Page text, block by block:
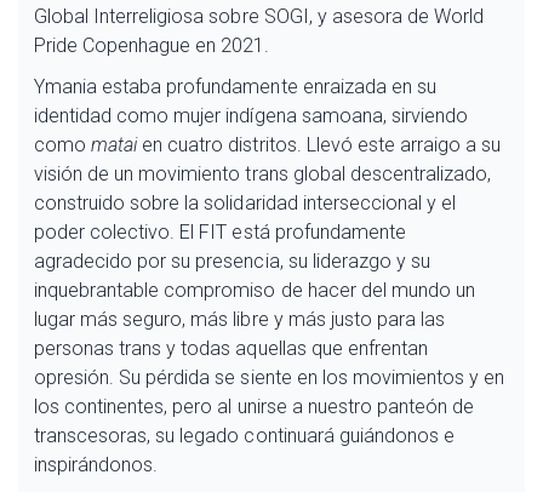
Global Interreligiosa sobre SOGI, y asesora de World
Pride Copenhague en 2021.
Ymania estaba profundamente enraizada en su
identidad como mujer indígena samoana, sirviendo
comomataien cuatro distritos. Llevó este arraigo a su
visión de un movimiento trans global descentralizado,
construido sobre la solidaridad interseccional y el
poder colectivo. El FIT está profundamente
agradecido por su presencia, su liderazgo y su
inquebrantable compromiso de hacer del mundo un
lugar más seguro, más libre y más justo para las
personas trans y todas aquellas que enfrentan
opresión. Su pérdida se siente en los movimientos y en
los continentes, pero al unirse a nuestro panteón de
transcesoras, su legado continuará guiándonos e
inspirándonos.